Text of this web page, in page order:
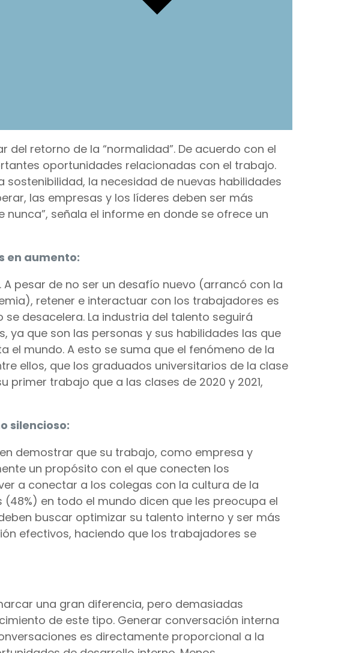
retorno de la “normalidad”. De acuerdo con el
oportunidades relacionadas con el trabajo.
sostenibilidad, la necesidad de nuevas habilidades
las empresas y los líderes deben ser más
señala el informe en donde se ofrece un
en aumento:
pesar de no ser un desafío nuevo (arrancó con la
retener e interactuar con los trabajadores es
desacelera. La industria del talento seguirá
ya que son las personas y sus habilidades las que
mundo. A esto se suma que el fenómeno de la
ellos, que los graduados universitarios de la clase
trabajo que a las clases de 2020 y 2021,
silencioso:
demostrar que su trabajo, como empresa y
un propósito con el que conecten los
a conectar a los colegas con la cultura de la
en todo el mundo dicen que les preocupa el
buscar optimizar su talento interno y ser más
efectivos, haciendo que los trabajadores se
una gran diferencia, pero demasiadas
de este tipo. Generar conversación interna
es directamente proporcional a la